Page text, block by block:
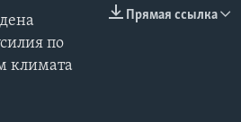
Прямая ссылка
по
климата